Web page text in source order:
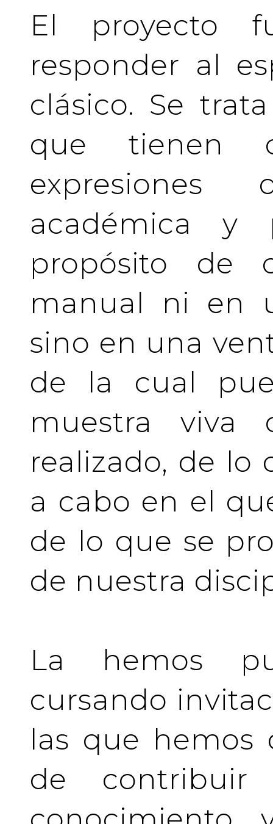
El proyecto
responder al
clásico. Se
que tienen
académica y
propósito de
manual ni en
sino en una
de la cual
muestra
realizado, de lo
a cabo en el
de lo que se
de nuestra
La hemos
cursando
las que hemos
de contribuir